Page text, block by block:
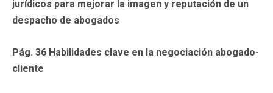
jurídicos para mejorar la imagen y reputación de un
despacho de abogados
Pág. 36 Habilidades clave en la negociación abogado-
cliente